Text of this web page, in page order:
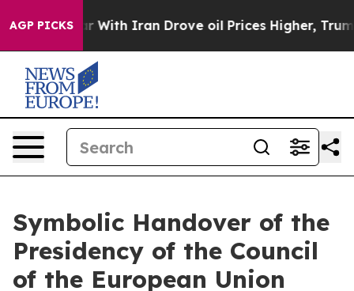
AGP PICKS
war With Iran Drove oil Prices Higher, Trump Gave
Symbolic Handover of the
Presidency of the Council
of the European Union